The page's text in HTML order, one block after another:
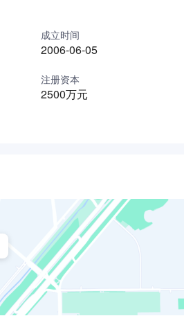
成立时间
2006-06-05
注册资本
2500万元